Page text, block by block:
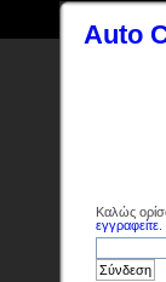
Auto
Καλώς
εγγραφείτε